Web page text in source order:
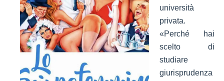
università
privata.
«Perché hai
scelto di
studiare
giurisprudenza